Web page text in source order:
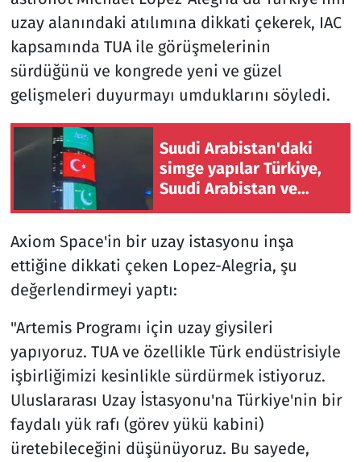
uzay alanındaki atılımına dikkati çekerek, IAC
kapsamında TUA ile görüşmelerinin
sürdüğünü ve kongrede yeni ve güzel
gelişmeleri duyurmayı umduklarını söyledi.
Suudi Arabistan'daki
simge yapılar Türkiye,
Suudi Arabistan ve
Axiom Space'in bir uzay istasyonu inşa
ettiğine dikkati çeken Lopez-Alegria, şu
değerlendirmeyi yaptı:
"Artemis Programı için uzay giysileri
yapıyoruz. TUA ve özellikle Türk endüstrisiyle
işbirliğimizi kesinlikle sürdürmek istiyoruz.
Uluslararası Uzay İstasyonu'na Türkiye'nin bir
faydalı yük rafı (görev yükü kabini)
üretebileceğini düşünüyoruz. Bu sayede,